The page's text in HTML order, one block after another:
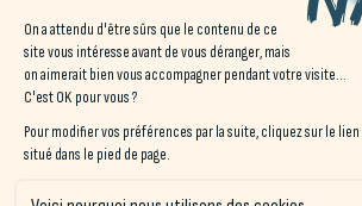
Naéco Le Pouldu
Ce site est un havre de paix, avec un cadre
exceptionnel entre plages sauvages et
découvrir à vélo le Pays de Quimperlé et la